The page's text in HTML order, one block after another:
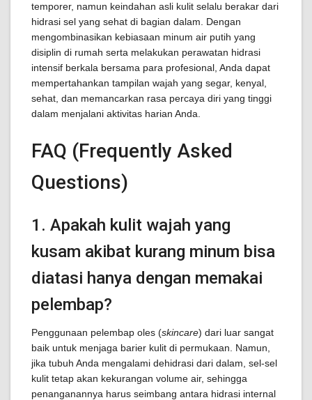
temporer, namun keindahan asli kulit selalu berakar dari
hidrasi sel yang sehat di bagian dalam. Dengan
mengombinasikan kebiasaan minum air putih yang
disiplin di rumah serta melakukan perawatan hidrasi
intensif berkala bersama para profesional, Anda dapat
mempertahankan tampilan wajah yang segar, kenyal,
sehat, dan memancarkan rasa percaya diri yang tinggi
dalam menjalani aktivitas harian Anda.
FAQ (Frequently Asked
Questions)
1. Apakah kulit wajah yang
kusam akibat kurang minum bisa
diatasi hanya dengan memakai
pelembap?
Penggunaan pelembap oles (skincare) dari luar sangat
baik untuk menjaga barier kulit di permukaan. Namun,
jika tubuh Anda mengalami dehidrasi dari dalam, sel-sel
kulit tetap akan kekurangan volume air, sehingga
penanganannya harus seimbang antara hidrasi internal